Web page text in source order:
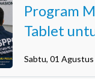
Program
Tablet
Sabtu, 01